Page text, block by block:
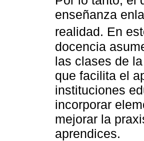
enseñanza
realidad. En
docencia
las clases de
que facilita el
instituciones
incorporar
mejorar la
aprendices.